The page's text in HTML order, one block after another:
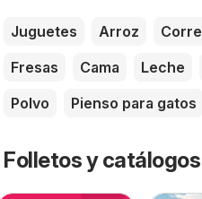
Juguetes Arroz
Fresas
Cama Leche
Polvo
Pienso para gatos
Folletos y